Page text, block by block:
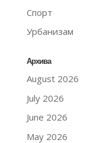
Спорт
Урбанизам
Архива
August 2026
July 2026
June 2026
May 2026